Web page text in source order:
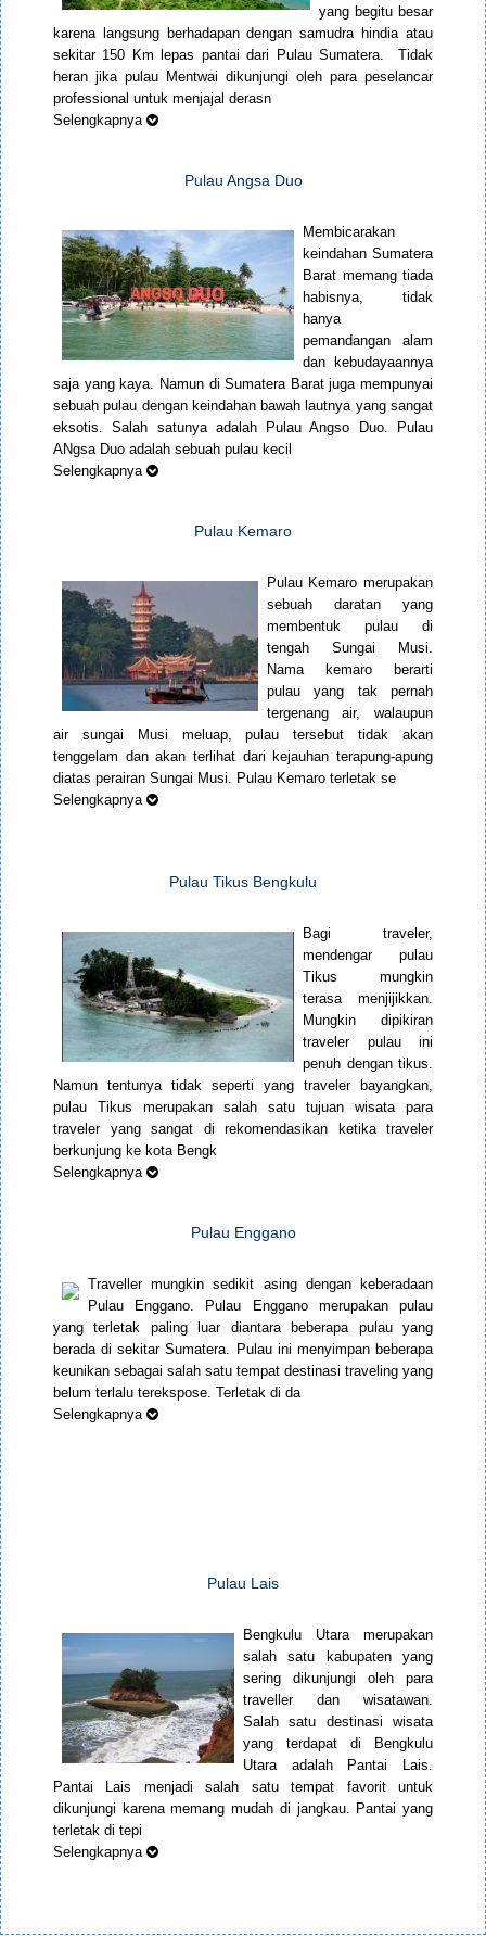
yang begitu besar
karena langsung berhadapan dengan samudra hindia atau
sekitar 150 Km lepas pantai dari Pulau Sumatera. Tidak
heran jika pulau Mentwai dikunjungi oleh para peselancar
professional untuk menjajal derasn
Selengkapnya
Pulau Angsa Duo
Membicarakan
keindahan Sumatera
Barat memang tiada
habisnya, tidak
hanya
pemandangan alam
dan kebudayaannya
saja yang kaya. Namun di Sumatera Barat juga mempunyai
sebuah pulau dengan keindahan bawah lautnya yang sangat
eksotis. Salah satunya adalah Pulau Angso Duo. Pulau
ANgsa Duo adalah sebuah pulau kecil
Selengkapnya
Pulau Kemaro
Pulau Kemaro merupakan
sebuah daratan yang
membentuk pulau di
tengah Sungai Musi.
Nama kemaro berarti
pulau yang tak pernah
tergenang air, walaupun
air sungai Musi meluap, pulau tersebut tidak akan
tenggelam dan akan terlihat dari kejauhan terapung-apung
diatas perairan Sungai Musi. Pulau Kemaro terletak se
Selengkapnya
Pulau Tikus Bengkulu
Bagi traveler,
mendengar pulau
Tikus mungkin
terasa menjijikkan.
Mungkin dipikiran
traveler pulau ini
penuh dengan tikus.
Namun tentunya tidak seperti yang traveler bayangkan,
pulau Tikus merupakan salah satu tujuan wisata para
traveler yang sangat di rekomendasikan ketika traveler
berkunjung ke kota Bengk
Selengkapnya
Pulau Enggano
Traveller mungkin sedikit asing dengan keberadaan
Pulau Enggano. Pulau Enggano merupakan pulau
yang terletak paling luar diantara beberapa pulau yang
berada di sekitar Sumatera. Pulau ini menyimpan beberapa
keunikan sebagai salah satu tempat destinasi traveling yang
belum terlalu terekspose. Terletak di da
Selengkapnya
Pulau Lais
Bengkulu Utara merupakan
salah satu kabupaten yang
sering dikunjungi oleh para
traveller dan wisatawan.
Salah satu destinasi wisata
yang terdapat di Bengkulu
Utara adalah Pantai Lais.
Pantai Lais menjadi salah satu tempat favorit untuk
dikunjungi karena memang mudah di jangkau. Pantai yang
terletak di tepi
Selengkapnya